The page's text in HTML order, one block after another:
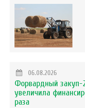
06.08.2026
Форвардный закуп-
увеличила
раза